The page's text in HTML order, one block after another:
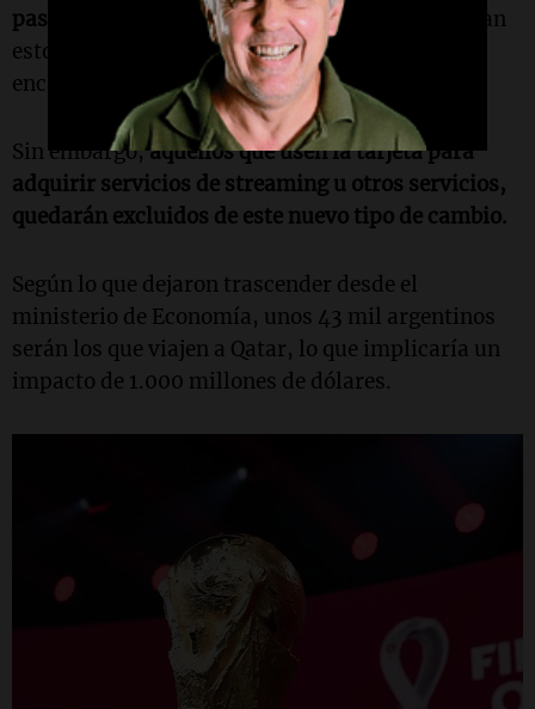
pasajes o reservas de hoteles. Aquellos que hagan
estos tipos de consumos, el precio se les
encarecerá en un 20%.
Sin embargo,aquellos que usen la tarjeta para
adquirir servicios de streaming u otros servicios,
quedarán excluidos de este nuevo tipo de cambio.
Según lo que dejaron trascender desde el
ministerio de Economía, unos 43 mil argentinos
serán los que viajen a Qatar, lo que implicaría un
impacto de 1.000 millones de dólares.